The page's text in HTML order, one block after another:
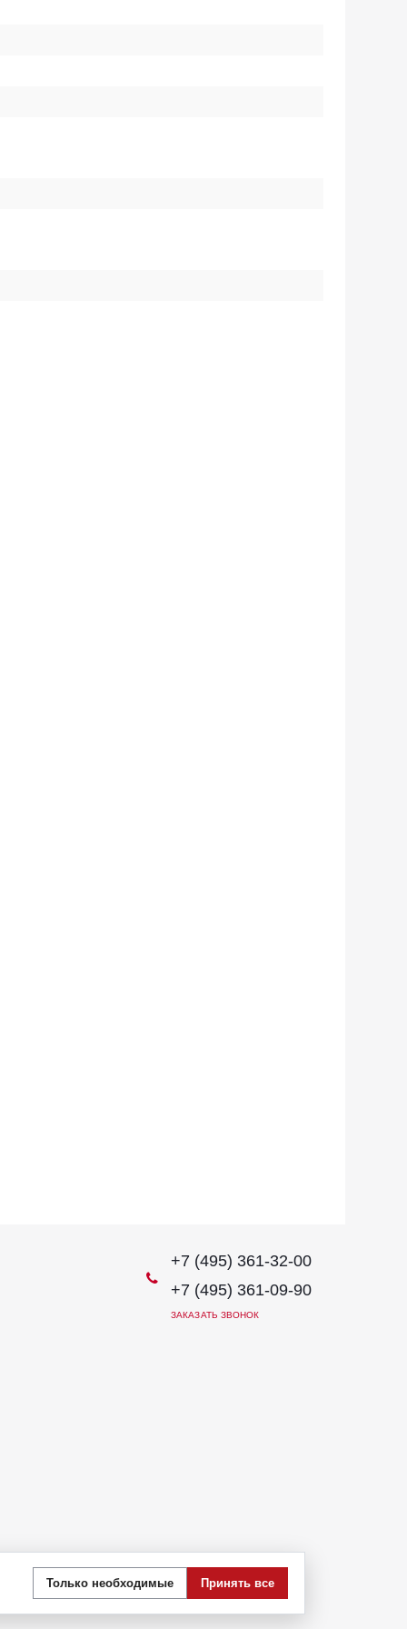
+7 (495) 361-32-00
+7 (495) 361-09-90
ЗАКАЗАТЬ ЗВОНОК
не является публичной офертой, определяемой
указанных товаров и (или) услуг,
Только необходимые Принять все